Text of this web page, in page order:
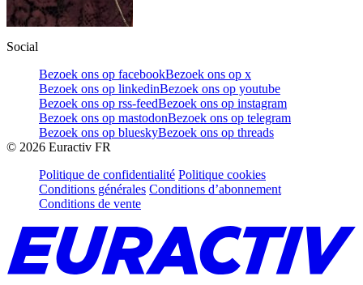
Social
Bezoek ons op facebookBezoek ons op x
Bezoek ons op linkedinBezoek ons op youtube
Bezoek ons op rss-feedBezoek ons op instagram
Bezoek ons op mastodonBezoek ons op telegram
Bezoek ons op blueskyBezoek ons op threads
© 2026 Euractiv FR
Politique de confidentialité Politique cookies
Conditions générales Conditions d’abonnement
Conditions de vente